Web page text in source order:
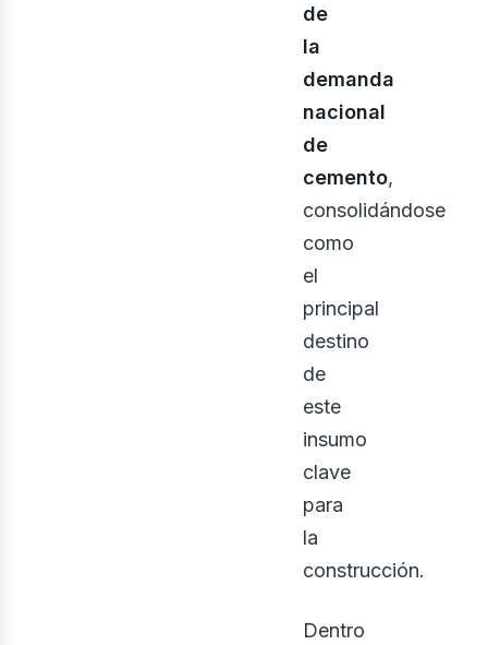
de
la
demanda
nacional
de
cemento,
consolidándose
como
el
principal
destino
de
este
insumo
clave
para
la
construcción.
Dentro